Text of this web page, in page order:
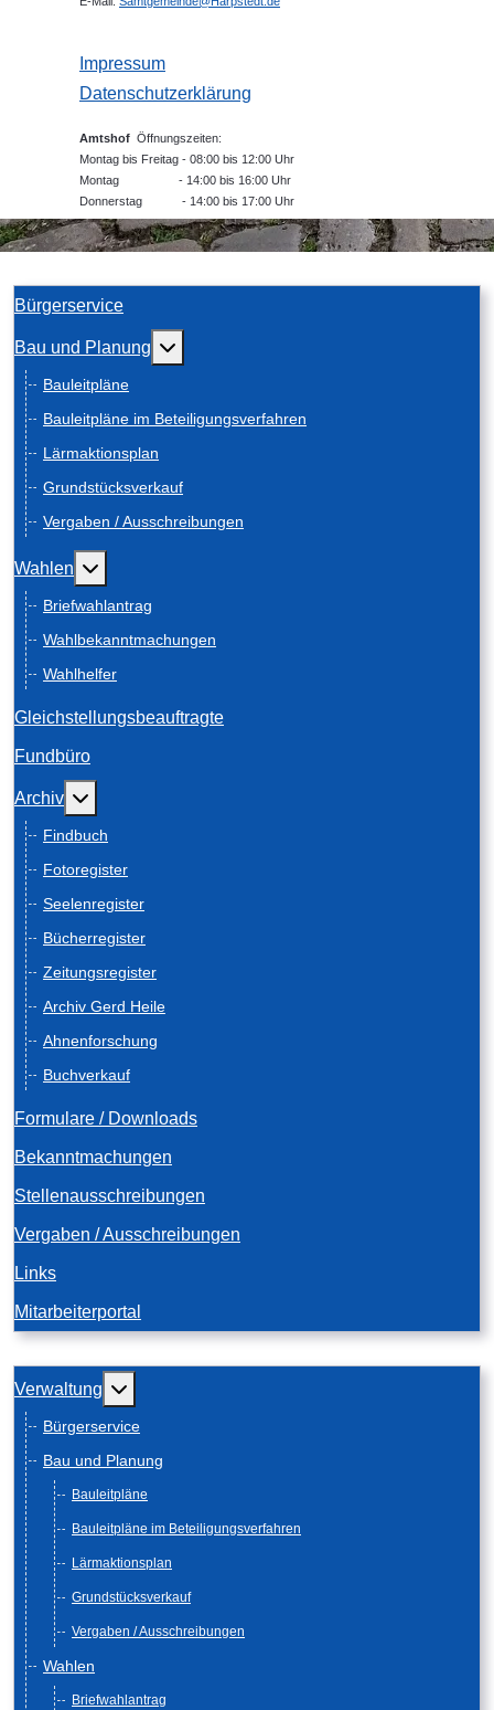
Impressum
Datenschutzerklärung
Amtshof Öffnungszeiten:
Montag bis Freitag - 08:00 bis 12:00 Uhr
Montag - 14:00 bis 16:00 Uhr
Donnerstag - 14:00 bis 17:00 Uhr
Bürgerservice
Bau und Planung Weitere Informationen: Bau und Planung
Bauleitpläne
Bauleitpläne im Beteiligungsverfahren
Lärmaktionsplan
Grundstücksverkauf
Vergaben / Ausschreibungen
Wahlen Weitere Informationen: Wahlen
Briefwahlantrag
Wahlbekanntmachungen
Wahlhelfer
Gleichstellungsbeauftragte
Fundbüro
Archiv Weitere Informationen: Archiv
Findbuch
Fotoregister
Seelenregister
Bücherregister
Zeitungsregister
Archiv Gerd Heile
Ahnenforschung
Buchverkauf
Formulare / Downloads
Bekanntmachungen
Stellenausschreibungen
Vergaben / Ausschreibungen
Links
Mitarbeiterportal
Verwaltung Weitere Informationen: Verwaltung
Bürgerservice
Bau und Planung
Bauleitpläne
Bauleitpläne im Beteiligungsverfahren
Lärmaktionsplan
Grundstücksverkauf
Vergaben / Ausschreibungen
Wahlen
Briefwahlantrag